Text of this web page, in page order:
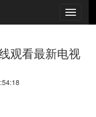
观看最新电视